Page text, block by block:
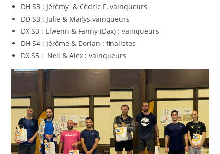
DH S3 : Jérémy & Cédric F. vainqueurs
DD S3 : Julie & Maïlys vainqueurs
DX S3 : Elwenn & Fanny (Dax) : vainqueurs
DH S4 : Jérôme & Dorian : finalistes
DX S5 : Nell & Alex : vainqueurs